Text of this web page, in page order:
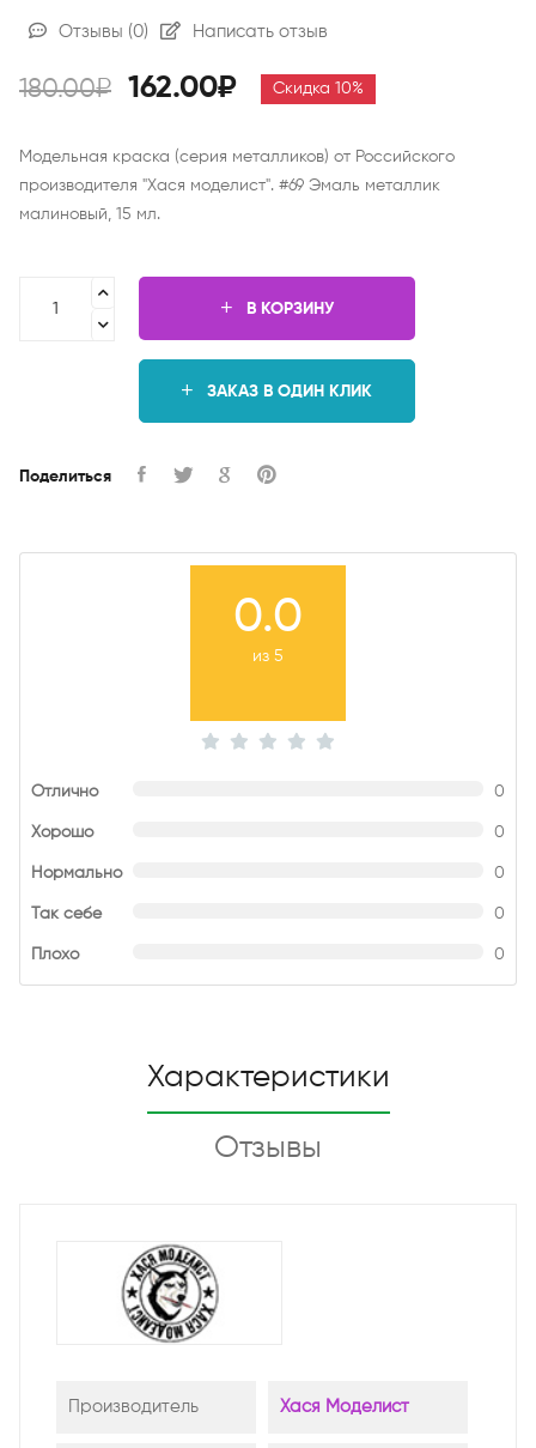
Отзывы (0) Написать отзыв
180.00₽ 162.00₽ Скидка 10%
Модельная краска (серия металликов) от Российского
производителя "Хася моделист". #69 Эмаль металлик
малиновый, 15 мл.
В КОРЗИНУ
ЗАКАЗ В ОДИН КЛИК
Поделиться
0.0
из 5
Отлично 0
Хорошо 0
Нормально 0
Так себе 0
Плохо 0
Характеристики
Отзывы
Производитель Хася Моделист